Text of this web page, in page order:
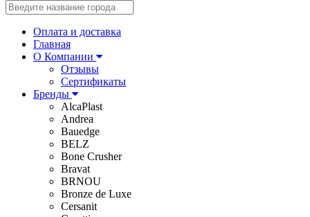
Оплата и доставка
Главная
О Компании
Отзывы
Сертификаты
Бренды
AlcaPlast
Andrea
Bauedge
BELZ
Bone Crusher
Bravat
BRNOU
Bronze de Luxe
Cersanit